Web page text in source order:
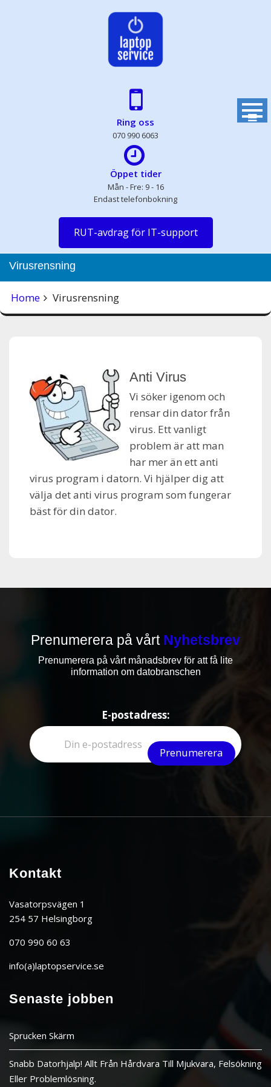
Ring oss
070 990 6063
Öppet tider
Mån - Fre: 9 - 16
Endast telefonbokning
RUT-avdrag för IT-support
Virusrensning
Home Virusrensning
Anti Virus
Vi söker igenom och
rensar din dator från
virus. Ett vanligt
problem är att man
har mer än ett anti
virus program i datorn. Vi hjälper dig att
välja det anti virus program som fungerar
bäst för din dator.
Prenumerera på vårt Nyhetsbrev
Prenumerera på vårt månadsbrev för att få lite
information om datobranschen
E-postadress:
Kontakt
Vasatorpsvägen 1
254 57 Helsingborg
070 990 60 63
info(a)laptopservice.se
Senaste jobben
Sprucken Skärm
Snabb Datorhjalp! Allt Från Hårdvara Till Mjukvara, Felsökning
Eller Problemlösning.